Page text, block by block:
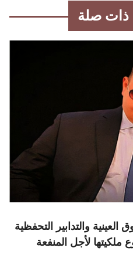
ذات صلة
والتدابير التحفظية
ملكيتها لأجل المنفعة